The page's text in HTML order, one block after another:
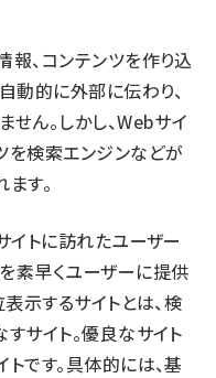
、コンテンツを作り込
動的に外部に伝わり、
ん。しかし、Webサイ
を検索エンジンなどが
す。
イトに訪れたユーザー
素早くユーザーに提供
表示するサイトとは、検
サイト。優良なサイト
です。具体的には、基